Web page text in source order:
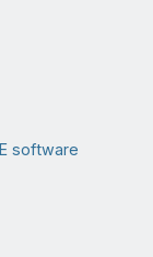
software